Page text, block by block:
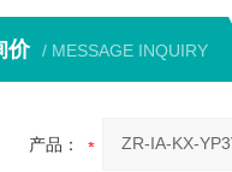
价 / MESSAGE INQUIRY
产品：